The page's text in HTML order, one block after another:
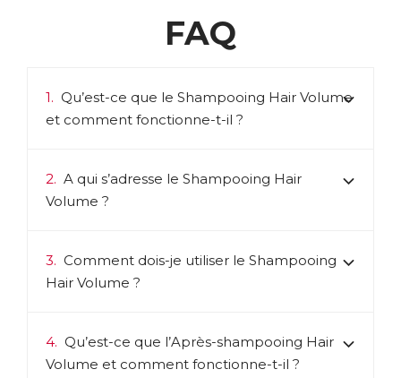
FAQ
1. Qu’est-ce que le Shampooing Hair Volume
et comment fonctionne-t-il ?
2. A qui s’adresse le Shampooing Hair
Volume ?
3. Comment dois-je utiliser le Shampooing
Hair Volume ?
4. Qu’est-ce que l’Après-shampooing Hair
Volume et comment fonctionne-t-il ?